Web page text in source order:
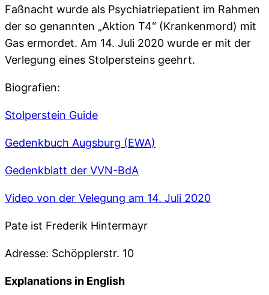
Faßnacht wurde als Psychiatriepatient im Rahmen
der so genannten „Aktion T4“ (Krankenmord) mit
Gas ermordet. Am 14. Juli 2020 wurde er mit der
Verlegung eines Stolpersteins geehrt.
Biografien:
Stolperstein Guide
Gedenkbuch Augsburg (EWA)
Gedenkblatt der VVN-BdA
Video von der Velegung am 14. Juli 2020
Pate ist Frederik Hintermayr
Adresse: Schöpplerstr. 10
Explanations in English